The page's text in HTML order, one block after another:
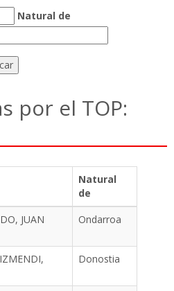
Natural de
por el TOP:
Natural
de
JUAN
Ondarroa
Donostia